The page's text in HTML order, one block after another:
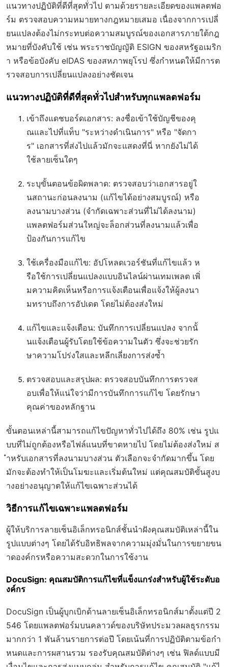
แนวทางปฏิบัติที่ดีที่สุดทั่วไป ตามด้วยรายละเอียดของแพลตฟอ
ร์ม ตรวจสอบความหมายทางกฎหมายเสมอ เนื่องจากการเปลี่
ยนแปลงต้องไม่กระทบต่อความสมบูรณ์ของเอกสารภายใต้กฎ
หมายที่บังคับใช้ เช่น พระราชบัญญัติ ESIGN ของสหรัฐอเมริก
า หรือข้อบังคับ eIDAS ของสหภาพยุโรป ซึ่งกำหนดให้มีการต
รวจสอบการเปลี่ยนแปลงอย่างชัดเจน
แนวทางปฏิบัติที่ดีที่สุดทั่วไปสำหรับทุกแพลตฟอร์ม
เข้าถึงแดชบอร์ดเอกสาร: ลงชื่อเข้าใช้บัญชีของคุ
ณและไปที่แท็บ "ระหว่างดำเนินการ" หรือ "จัดกา
ร" เอกสารที่ส่งไปแล้วมักจะแสดงที่นี่ หากยังไม่ได้
ใช้ลายเซ็นใดๆ
ระบุขั้นตอนข้อผิดพลาด: ตรวจสอบว่าเอกสารอยู่ใ
นสถานะก่อนลงนาม (แก้ไขได้อย่างสมบูรณ์) หรือ
ลงนามบางส่วน (จำกัดเฉพาะส่วนที่ไม่ได้ลงนาม)
แพลตฟอร์มส่วนใหญ่จะล็อกส่วนที่ลงนามแล้วเพื่อ
ป้องกันการแก้ไข
ใช้เครื่องมือแก้ไข: อัปโหลดเวอร์ชันที่แก้ไขแล้ว ห
รือใช้การเปลี่ยนแปลงแบบอินไลน์ผ่านเทมเพลต เพิ่
มความคิดเห็นหรือการแจ้งเตือนเพื่อแจ้งให้ผู้ลงนา
มทราบถึงการอัปเดต โดยไม่ต้องส่งใหม่
แก้ไขและแจ้งเตือน: บันทึกการเปลี่ยนแปลง จากนั้
นแจ้งเตือนผู้รับโดยใช้ข้อความในตัว ซึ่งจะช่วยรัก
ษาความโปร่งใสและหลีกเลี่ยงการส่งซ้ำ
ตรวจสอบและสรุปผล: ตรวจสอบบันทึกการตรวจส
อบเพื่อให้แน่ใจว่ามีการบันทึกการแก้ไข โดยรักษา
คุณค่าของหลักฐาน
ขั้นตอนเหล่านี้สามารถแก้ไขปัญหาทั่วไปได้ถึง 80% เช่น รูปแ
บบที่ไม่ถูกต้องหรือไฟล์แนบที่ขาดหายไป โดยไม่ต้องส่งใหม่ ส
ำหรับเอกสารที่ลงนามบางส่วน ตัวเลือกจะจำกัดมากขึ้น โดย
มักจะต้องทำให้เป็นโมฆะและเริ่มต้นใหม่ แต่คุณสมบัติขั้นสูงบ
างอย่างอนุญาตให้แก้ไขเฉพาะส่วนได้
วิธีการแก้ไขเฉพาะแพลตฟอร์ม
ผู้ให้บริการลายเซ็นอิเล็กทรอนิกส์ชั้นนำฝังคุณสมบัติเหล่านี้ใน
รูปแบบต่างๆ โดยได้รับอิทธิพลจากความมุ่งมั่นในการขยายขน
าดองค์กรหรือความสะดวกในการใช้งาน
DocuSign: คุณสมบัติการแก้ไขที่แข็งแกร่งสำหรับผู้ใช้ระดับอ
งค์กร
DocuSign เป็นผู้บุกเบิกด้านลายเซ็นอิเล็กทรอนิกส์มาตั้งแต่ปี 2
546 โดยแพลตฟอร์มบนคลาวด์ของบริษัทประมวลผลธุรกรรม
มากกว่า 1 พันล้านรายการต่อปี โดยเน้นที่การปฏิบัติตามข้อกำ
หนดและการผสานรวม รองรับคุณสมบัติต่างๆ เช่น ฟิลด์แบบมี